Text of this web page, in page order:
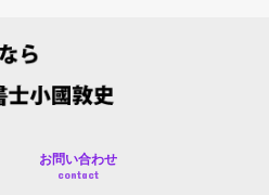
お問い合わせ
contact